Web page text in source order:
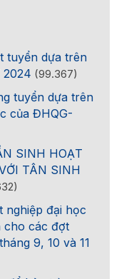
tuyển dựa trên
2024 (99.367)
tuyển dựa trên
của ĐHQG-
SINH HOẠT
TÂN SINH
nghiệp đại học
cho các đợt
9, 10 và 11